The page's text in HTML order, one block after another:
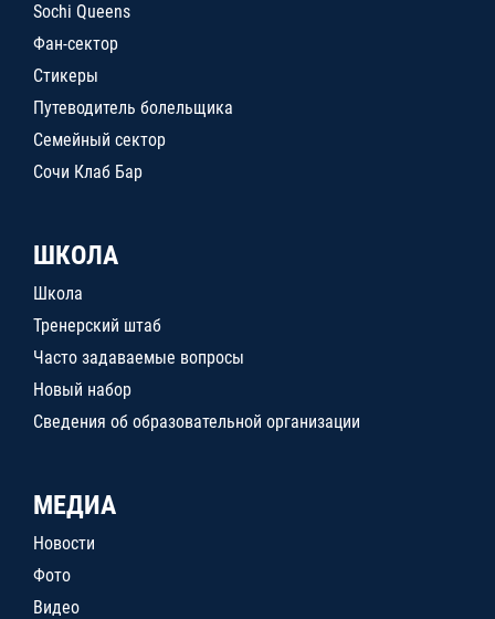
Sochi Queens
Фан-сектор
Стикеры
Путеводитель болельщика
Семейный сектор
Сочи Клаб Бар
ШКОЛА
Школа
Тренерский штаб
Часто задаваемые вопросы
Новый набор
Сведения об образовательной организации
МЕДИА
Новости
Фото
Видео